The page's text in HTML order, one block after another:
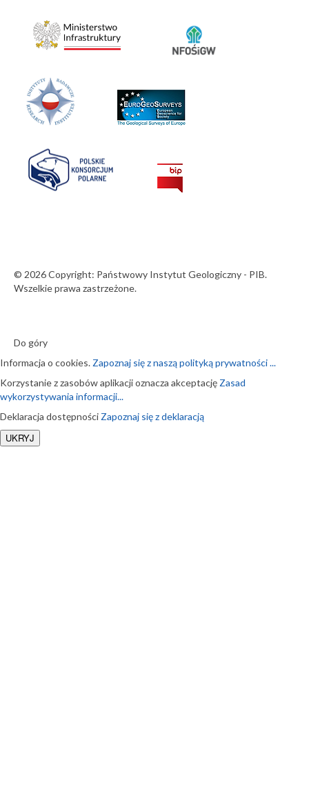
© 2026 Copyright: Państwowy Instytut Geologiczny - PIB.
Wszelkie prawa zastrzeżone.
Do góry
Informacja o cookies. Zapoznaj się z naszą polityką prywatności ...
Korzystanie z zasobów aplikacji oznacza akceptację Zasad
wykorzystywania informacji...
Deklaracja dostępności Zapoznaj się z deklaracją